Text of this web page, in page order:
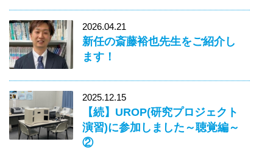
2026.04.21
新任の斎藤裕也先生をご紹介し
ます！
2025.12.15
【続】UROP(研究プロジェクト
演習)に参加しました～聴覚編～
②